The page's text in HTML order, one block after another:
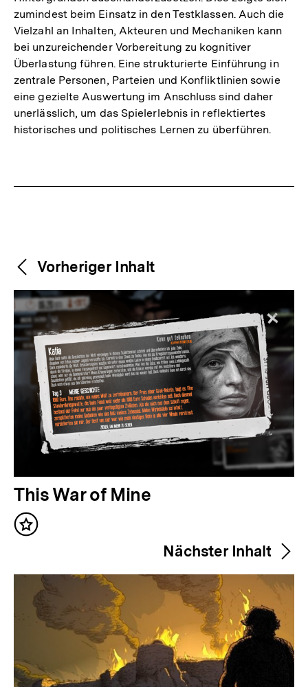
zumindest beim Einsatz in den Testklassen. Auch die
Vielzahl an Inhalten, Akteuren und Mechaniken kann
bei unzureichender Vorbereitung zu kognitiver
Überlastung führen. Eine strukturierte Einführung in
zentrale Personen, Parteien und Konfliktlinien sowie
eine gezielte Auswertung im Anschluss sind daher
unerlässlich, um das Spielerlebnis in reflektiertes
historisches und politisches Lernen zu überführen.
Weitere
Inhalte
Content-
Navigation
Vorheriger Inhalt
V
o
r
e
e
This War of Mine
Inhalt
Nächster Inhalt